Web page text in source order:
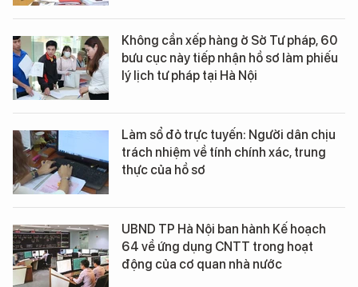
Không cần xếp hàng ở Sở Tư pháp, 60
bưu cục này tiếp nhận hồ sơ làm phiếu
lý lịch tư pháp tại Hà Nội
Làm sổ đỏ trực tuyến: Người dân chịu
trách nhiệm về tính chính xác, trung
thực của hồ sơ
UBND TP Hà Nội ban hành Kế hoạch
64 về ứng dụng CNTT trong hoạt
động của cơ quan nhà nước